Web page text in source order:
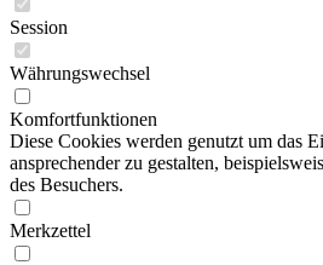
Session
Währungswechsel
Komfortfunktionen
Diese Cookies werden genutzt um das
ansprechender zu gestalten,
des Besuchers.
Merkzettel